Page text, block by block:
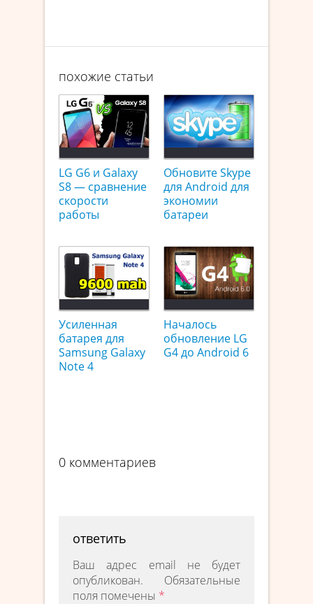
похожие статьи
LG G6 и Galaxy
S8 — сравнение
скорости
работы
Обновите Skype
для Android для
экономии
батареи
Усиленная
батарея для
Samsung Galaxy
Note 4
Началось
обновление LG
G4 до Android 6
0 комментариев
ответить
Ваш адрес email не будет
опубликован.
Обязательные
поля помечены *